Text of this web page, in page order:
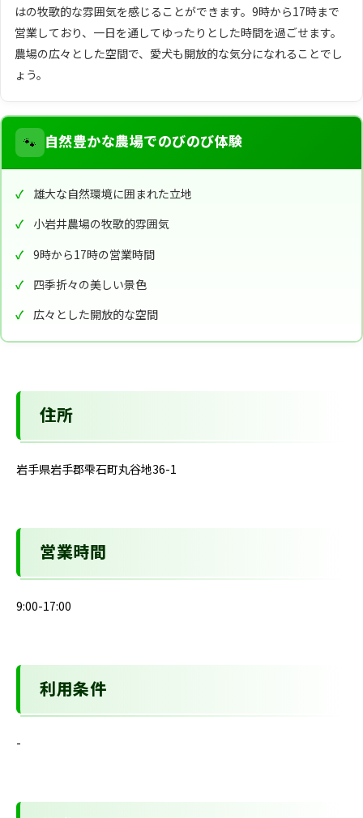
はの牧歌的な雰囲気を感じることができます。9時から17時まで
営業しており、一日を通してゆったりとした時間を過ごせます。
農場の広々とした空間で、愛犬も開放的な気分になれることでし
ょう。
🐾 自然豊かな農場でのびのび体験
雄大な自然環境に囲まれた立地
小岩井農場の牧歌的雰囲気
9時から17時の営業時間
四季折々の美しい景色
広々とした開放的な空間
住所
岩手県岩手郡雫石町丸谷地36-1
営業時間
9:00-17:00
利用条件
-